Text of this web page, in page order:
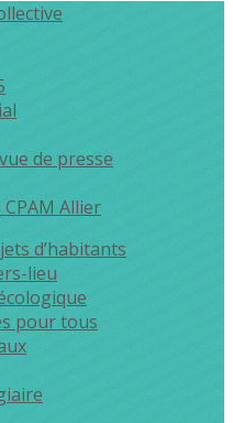
de presse
Allier
d’habitants
lieu
pour tous